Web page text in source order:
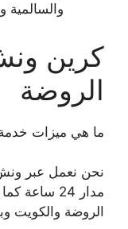
والسالمية
كرين
الروضة
ما هي ميزات
نحن نعمل عبر
مدار 24
الروضة والكويت